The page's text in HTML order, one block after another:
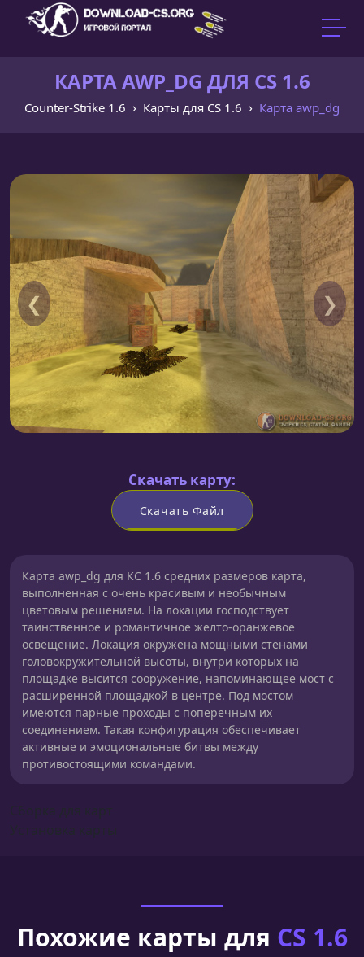
КАРТА AWP_DG ДЛЯ CS 1.6
Counter-Strike 1.6 Карты для CS 1.6 Карта awp_dg
❮ ❯
Скачать карту:
Скачать Файл
Карта awp_dg для КС 1.6 средних размеров карта,
выполненная с очень красивым и необычным
цветовым решением. На локации господствует
таинственное и романтичное желто-оранжевое
освещение. Локация окружена мощными стенами
головокружительной высоты, внутри которых на
площадке высится сооружение, напоминающее мост с
расширенной площадкой в центре. Под мостом
имеются парные проходы с поперечным их
соединением. Такая конфигурация обеспечивает
активные и эмоциональные битвы между
противостоящими командами.
Похожие карты для CS 1.6